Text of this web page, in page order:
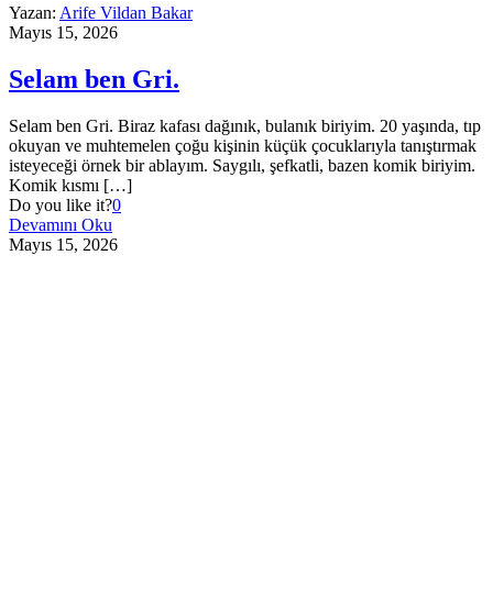
Yazan: Arife Vildan Bakar
Mayıs 15, 2026
Selam ben Gri.
Selam ben Gri. Biraz kafası dağınık, bulanık biriyim. 20 yaşında, tıp
okuyan ve muhtemelen çoğu kişinin küçük çocuklarıyla tanıştırmak
isteyeceği örnek bir ablayım. Saygılı, şefkatli, bazen komik biriyim.
Komik kısmı […]
Do you like it?0
Devamını Oku
Mayıs 15, 2026